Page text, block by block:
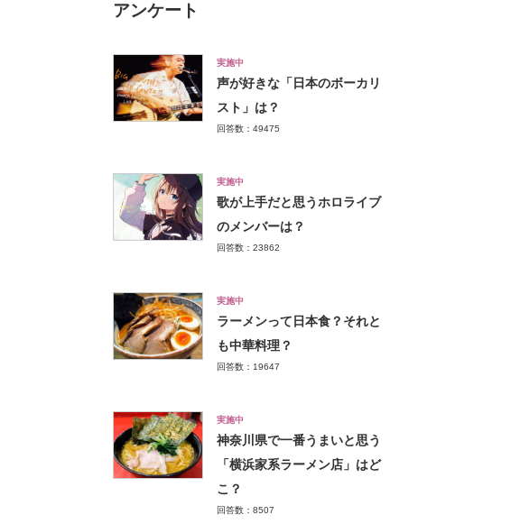
アンケート
実施中
声が好きな「日本のボーカリ
スト」は？
回答数：49475
実施中
歌が上手だと思うホロライブ
のメンバーは？
回答数：23862
実施中
ラーメンって日本食？それと
も中華料理？
回答数：19647
実施中
神奈川県で一番うまいと思う
「横浜家系ラーメン店」はど
こ？
回答数：8507